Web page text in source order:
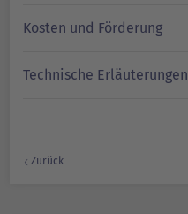
Kosten und Förderung
Technische Erläuterungen
Zurück